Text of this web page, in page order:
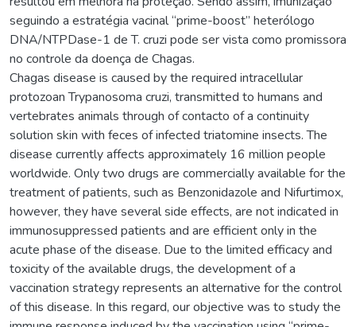
seguindo a estratégia vacinal “prime-boost” heterólogo
DNA/NTPDase-1 de T. cruzi pode ser vista como promissora
no controle da doença de Chagas.
Chagas disease is caused by the required intracellular
protozoan Trypanosoma cruzi, transmitted to humans and
vertebrates animals through of contacto of a continuity
solution skin with feces of infected triatomine insects. The
disease currently affects approximately 16 million people
worldwide. Only two drugs are commercially available for the
treatment of patients, such as Benzonidazole and Nifurtimox,
however, they have several side effects, are not indicated in
immunosuppressed patients and are efficient only in the
acute phase of the disease. Due to the limited efficacy and
toxicity of the available drugs, the development of a
vaccination strategy represents an alternative for the control
of this disease. In this regard, our objective was to study the